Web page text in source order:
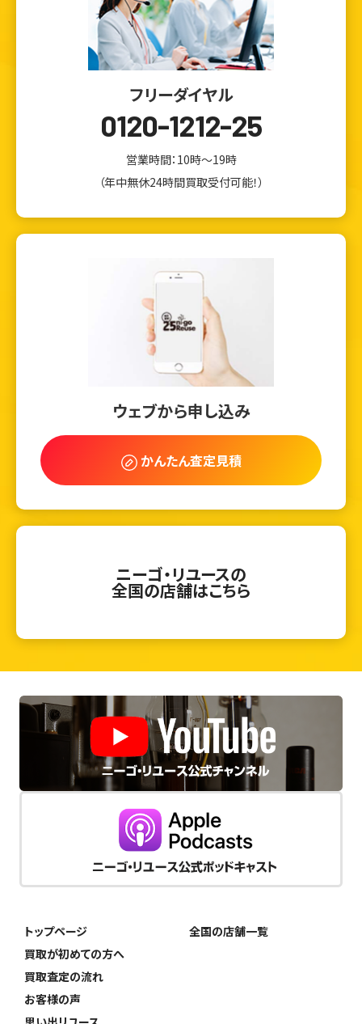
フリーダイヤル
0120-1212-25
営業時間：10時～19時
（年中無休24時間買取受付可能！）
ウェブから申し込み
かんたん査定見積
ニーゴ・リユースの
全国の店舗はこちら
トップページ
買取が初めての方へ
買取査定の流れ
お客様の声
全国の店舗一覧